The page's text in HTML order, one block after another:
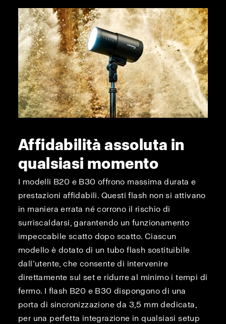
Affidabilità assoluta in
qualsiasi momento
I modelli B20 e B30 offrono massima durata e
prestazioni affidabili. Questi flash non si attivano
in maniera errata né corrono il rischio di
surriscaldarsi, garantendo un funzionamento
impeccabile scatto dopo scatto. Ciascun
modello è dotato di un tubo flash sostituibile
dall’utente, che consente di intervenire
direttamente sul set e ridurre al minimo i tempi di
fermo. I flash B20 e B30 dispongono di una
porta di sincronizzazione da 3,5 mm dedicata,
per una perfetta integrazione in qualsiasi setup